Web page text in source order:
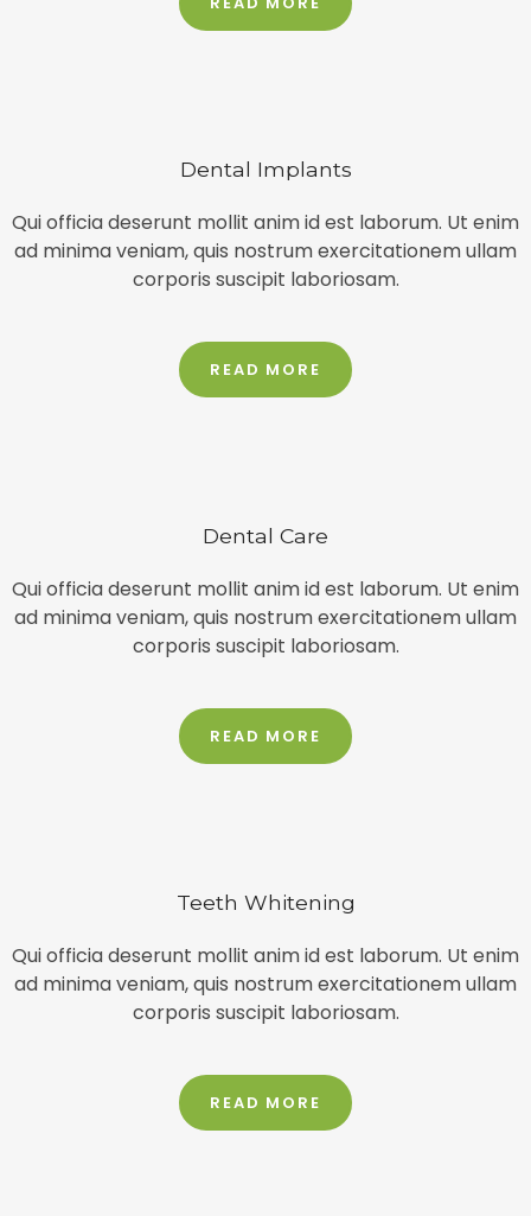
Dental Implants
Qui officia deserunt mollit anim id est laborum. Ut enim
ad minima veniam, quis nostrum exercitationem ullam
corporis suscipit laboriosam.​
READ MORE
Dental Care
Qui officia deserunt mollit anim id est laborum. Ut enim
ad minima veniam, quis nostrum exercitationem ullam
corporis suscipit laboriosam.​
READ MORE
Teeth Whitening
Qui officia deserunt mollit anim id est laborum. Ut enim
ad minima veniam, quis nostrum exercitationem ullam
corporis suscipit laboriosam.​
READ MORE